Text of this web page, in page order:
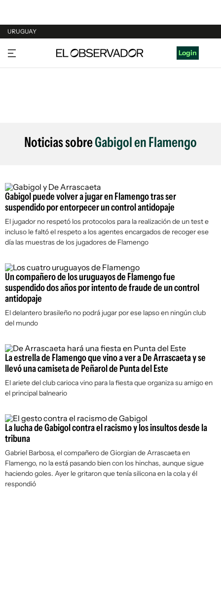
URUGUAY
URUGUAY
ARGENTINA
Login
Noticias sobreGabigol en Flamengo
Gabigol puede volver a jugar en Flamengo tras ser
suspendido por entorpecer un control antidopaje
El jugador no respetó los protocolos para la realización de un test e
incluso le faltó el respeto a los agentes encargados de recoger ese
día las muestras de los jugadores de Flamengo
Un compañero de los uruguayos de Flamengo fue
suspendido dos años por intento de fraude de un control
antidopaje
El delantero brasileño no podrá jugar por ese lapso en ningún club
del mundo
La estrella de Flamengo que vino a ver a De Arrascaeta y se
llevó una camiseta de Peñarol de Punta del Este
El ariete del club carioca vino para la fiesta que organiza su amigo en
el principal balneario
La lucha de Gabigol contra el racismo y los insultos desde la
tribuna
Gabriel Barbosa, el compañero de Giorgian de Arrascaeta en
Flamengo, no la está pasando bien con los hinchas, aunque sigue
haciendo goles. Ayer le gritaron que tenía silicona en la cola y él
respondió